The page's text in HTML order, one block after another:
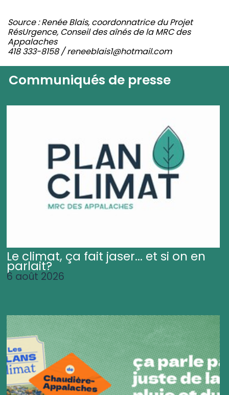
Source : Renée Blais, coordonnatrice du Projet
RésUrgence, Conseil des aînés de la MRC des
Appalaches
418 333-8158 / reneeblais1@hotmail.com
Communiqués de presse
Le climat, ça fait jaser... et si on en
parlait?
6 août 2026